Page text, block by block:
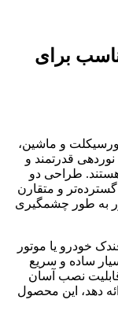
2 طرفه فندار کد 06 مناسب برای
برای موتورسیکلت و ماشین،
قدرتمند و
هستند. طراحی دو
و متقارن
به طور چشمگیری
خودرو یا موتور
ساده و سریع
قابلیت نصب آسان
دهد، این محصول